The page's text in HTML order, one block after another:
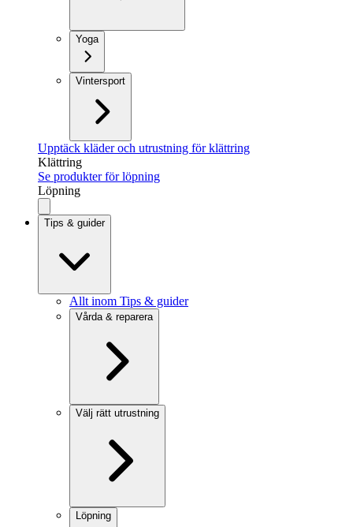
Yoga
Vintersport
Upptäck kläder och utrustning för klättring
Klättring
Se produkter för löpning
Löpning
Tips & guider
Allt inom Tips & guider
Vårda & reparera
Välj rätt utrustning
Löpning